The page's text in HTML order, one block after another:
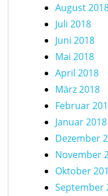
August
Juli 2018
Juni 2018
Mai 2018
April 2018
März 2018
Februar
Januar 2018
Dezember
November
Oktober
September